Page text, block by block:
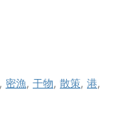
密漁 干物 散策 港